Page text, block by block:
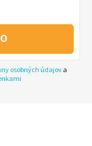
osobných údajov a